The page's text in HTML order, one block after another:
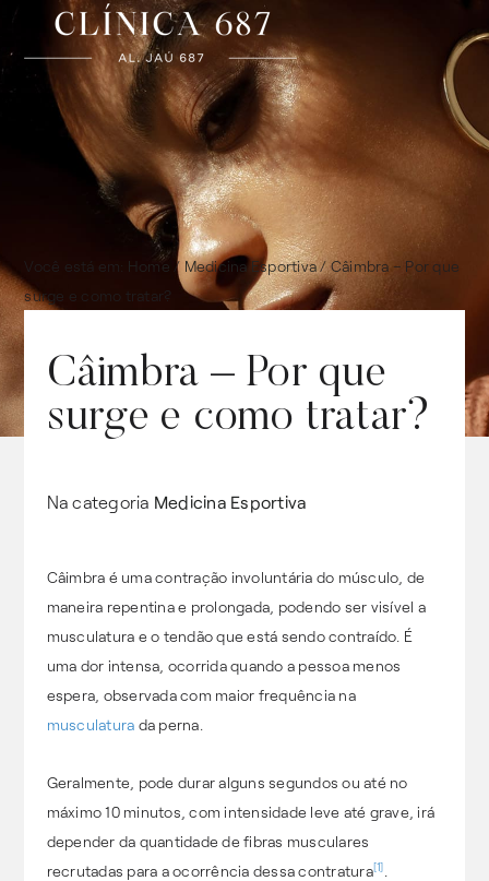
Você está em: Home / Medicina Esportiva/Câimbra – Por que
surge e como tratar?
Câimbra – Por que
surge e como tratar?
Na categoria Medicina Esportiva
Câimbra é uma contração involuntária do músculo, de
maneira repentina e prolongada, podendo ser visível a
musculatura e o tendão que está sendo contraído. É
uma dor intensa, ocorrida quando a pessoa menos
espera, observada com maior frequência na
musculatura da perna.
Geralmente, pode durar alguns segundos ou até no
máximo 10 minutos, com intensidade leve até grave, irá
depender da quantidade de fibras musculares
recrutadas para a ocorrência dessa contratura[1]